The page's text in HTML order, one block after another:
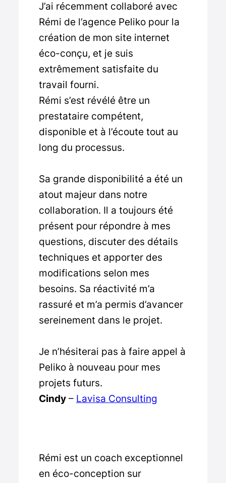
J’ai récemment collaboré avec
Rémi de l’agence Peliko pour la
création de mon site internet
éco-conçu, et je suis
extrêmement satisfaite du
travail fourni.
Rémi s’est révélé être un
prestataire compétent,
disponible et à l’écoute tout au
long du processus.
Sa grande disponibilité a été un
atout majeur dans notre
collaboration. Il a toujours été
présent pour répondre à mes
questions, discuter des détails
techniques et apporter des
modifications selon mes
besoins. Sa réactivité m’a
rassuré et m’a permis d’avancer
sereinement dans le projet.
Je n’hésiterai pas à faire appel à
Peliko à nouveau pour mes
projets futurs.
Cindy– Lavisa Consulting
Rémi est un coach exceptionnel
en éco-conception sur